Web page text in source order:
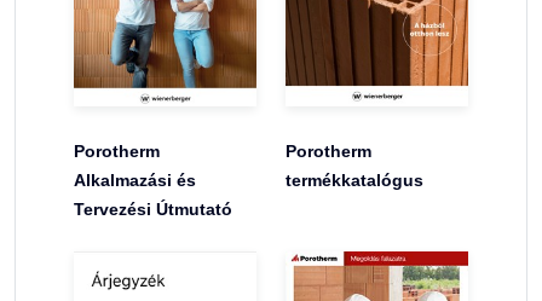
Porotherm
Alkalmazási és
Tervezési Útmutató
Porotherm
termékkatalógus